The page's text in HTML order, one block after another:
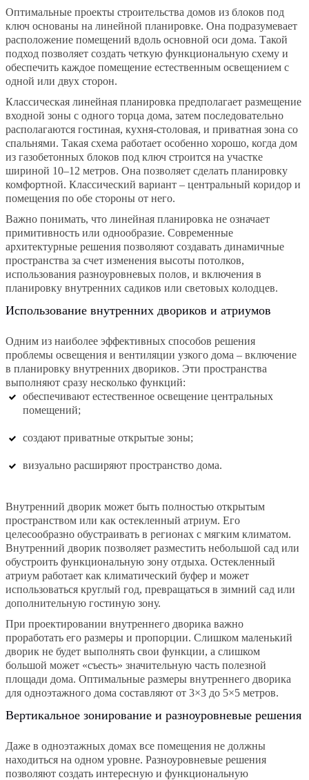
Оптимальные проекты строительства домов из блоков под
ключ основаны на линейной планировке. Она подразумевает
расположение помещений вдоль основной оси дома. Такой
подход позволяет создать четкую функциональную схему и
обеспечить каждое помещение естественным освещением с
одной или двух сторон.
Классическая линейная планировка предполагает размещение
входной зоны с одного торца дома, затем последовательно
располагаются гостиная, кухня-столовая, и приватная зона со
спальнями. Такая схема работает особенно хорошо, когда дом
из газобетонных блоков под ключ строится на участке
шириной 10–12 метров. Она позволяет сделать планировку
комфортной. Классический вариант – центральный коридор и
помещения по обе стороны от него.
Важно понимать, что линейная планировка не означает
примитивность или однообразие. Современные
архитектурные решения позволяют создавать динамичные
пространства за счет изменения высоты потолков,
использования разноуровневых полов, и включения в
планировку внутренних садиков или световых колодцев.
Использование внутренних двориков и атриумов
Одним из наиболее эффективных способов решения
проблемы освещения и вентиляции узкого дома – включение
в планировку внутренних двориков. Эти пространства
выполняют сразу несколько функций:
обеспечивают естественное освещение центральных
помещений;
создают приватные открытые зоны;
визуально расширяют пространство дома.
Внутренний дворик может быть полностью открытым
пространством или как остекленный атриум. Его
целесообразно обустраивать в регионах с мягким климатом.
Внутренний дворик позволяет разместить небольшой сад или
обустроить функциональную зону отдыха. Остекленный
атриум работает как климатический буфер и может
использоваться круглый год, превращаться в зимний сад или
дополнительную гостиную зону.
При проектировании внутреннего дворика важно
проработать его размеры и пропорции. Слишком маленький
дворик не будет выполнять свои функции, а слишком
большой может «съесть» значительную часть полезной
площади дома. Оптимальные размеры внутреннего дворика
для одноэтажного дома составляют от 3×3 до 5×5 метров.
Вертикальное зонирование и разноуровневые решения
Даже в одноэтажных домах все помещения не должны
находиться на одном уровне. Разноуровневые решения
позволяют создать интересную и функциональную